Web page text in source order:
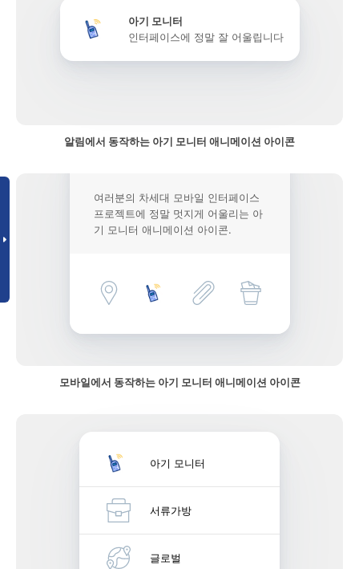
아기 모니터
인터페이스에 정말 잘 어울립니다
알림에서 동작하는 아기 모니터 애니메이션 아이콘
여러분의 차세대 모바일 인터페이스
프로젝트에 정말 멋지게 어울리는 아
기 모니터 애니메이션 아이콘.
모바일에서 동작하는 아기 모니터 애니메이션 아이콘
아기 모니터
서류가방
글로벌